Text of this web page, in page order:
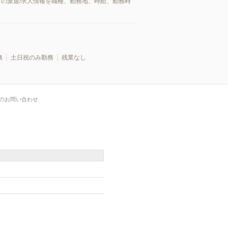
土日祝のみ勤務
残業なし
お問い合わせ